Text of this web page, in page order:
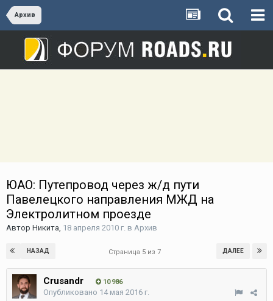
Архив
ЮАО: Путепровод через ж/д пути
Павелецкого направления МЖД на
Электролитном проезде
Автор Никита, 18 апреля 2010 г. в Архив
НАЗАД ДАЛЕЕ
Страница 5 из 7
Crusandr 10 986
Опубликовано 14 мая 2016 г.